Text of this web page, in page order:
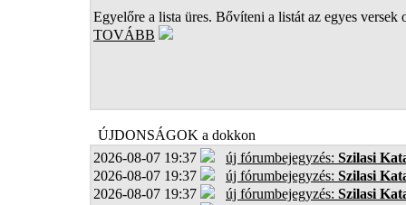
Egyelőre a lista üres. Bővíteni a listát az egyes versek
TOVÁBB
ÚJDONSÁGOK a dokkon
2026-08-07 19:37
új fórumbejegyzés: Szilasi
2026-08-07 19:37
új fórumbejegyzés: Szilasi
2026-08-07 19:37
új fórumbejegyzés: Szilasi